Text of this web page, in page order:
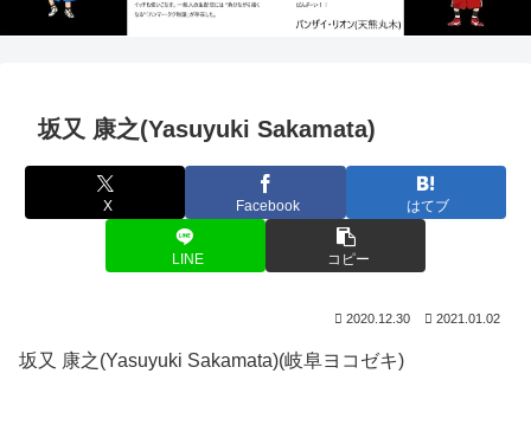
坂又 康之(Yasuyuki Sakamata)
X Facebook はてブ
LINE コピー
2020.12.30 2021.01.02
坂又 康之(Yasuyuki Sakamata)(岐阜ヨコゼキ)